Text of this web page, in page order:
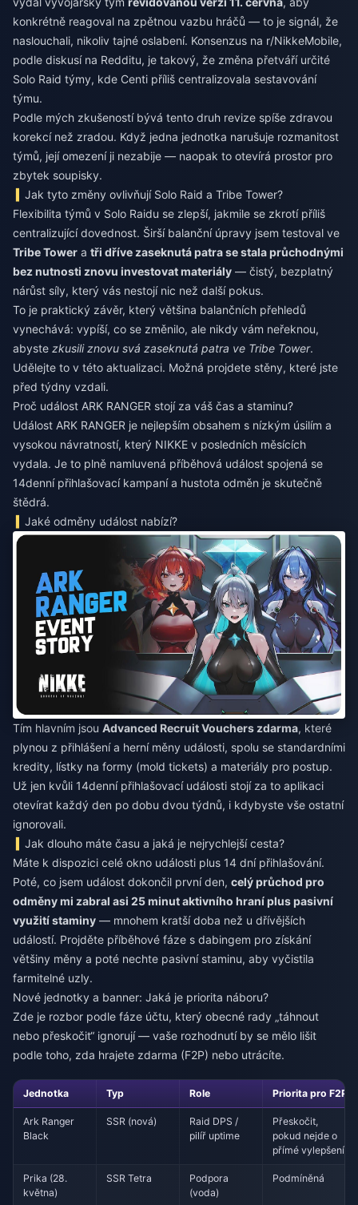
konkrétně reagoval na zpětnou vazbu hráčů — to je signál, že
naslouchali, nikoliv tajné oslabení. Konsenzus na r/NikkeMobile,
podle diskusí na Redditu, je takový, že změna přetváří určité
Solo Raid týmy, kde Centi příliš centralizovala sestavování
týmu.
Podle mých zkušeností bývá tento druh revize spíše zdravou
korekcí než zradou. Když jedna jednotka narušuje rozmanitost
týmů, její omezení ji nezabije — naopak to otevírá prostor pro
zbytek soupisky.
Jak tyto změny ovlivňují Solo Raid a Tribe Tower?
Flexibilita týmů v Solo Raidu se zlepší, jakmile se zkrotí příliš
centralizující dovednost. Širší balanční úpravy jsem testoval ve
Tribe Tower a tři dříve zaseknutá patra se stala průchodnými
bez nutnosti znovu investovat materiály — čistý, bezplatný
nárůst síly, který vás nestojí nic než další pokus.
To je praktický závěr, který většina balančních přehledů
vynechává: vypíší, co se změnilo, ale nikdy vám neřeknou,
abyste zkusili znovu svá zaseknutá patra ve Tribe Tower.
Udělejte to v této aktualizaci. Možná projdete stěny, které jste
před týdny vzdali.
Proč událost ARK RANGER stojí za váš čas a staminu?
Událost ARK RANGER je nejlepším obsahem s nízkým úsilím a
vysokou návratností, který NIKKE v posledních měsících
vydala. Je to plně namluvená příběhová událost spojená se
14denní přihlašovací kampaní a hustota odměn je skutečně
štědrá.
Jaké odměny událost nabízí?
Tím hlavním jsou Advanced Recruit Vouchers zdarma, které
plynou z přihlášení a herní měny události, spolu se standardními
kredity, lístky na formy (mold tickets) a materiály pro postup.
Už jen kvůli 14denní přihlašovací události stojí za to aplikaci
otevírat každý den po dobu dvou týdnů, i kdybyste vše ostatní
ignorovali.
Jak dlouho máte času a jaká je nejrychlejší cesta?
Máte k dispozici celé okno události plus 14 dní přihlašování.
Poté, co jsem událost dokončil první den, celý průchod pro
odměny mi zabral asi 25 minut aktivního hraní plus pasivní
využití staminy — mnohem kratší doba než u dřívějších
událostí. Projděte příběhové fáze s dabingem pro získání
většiny měny a poté nechte pasivní staminu, aby vyčistila
farmitelné uzly.
Nové jednotky a banner: Jaká je priorita náboru?
Zde je rozbor podle fáze účtu, který obecné rady „táhnout
nebo přeskočit“ ignorují — vaše rozhodnutí by se mělo lišit
podle toho, zda hrajete zdarma (F2P) nebo utrácíte.
Jednotka Typ Role Priorita pro F2P
Ark Ranger
Black
SSR (nová)
Raid DPS /
pilíř uptime
Přeskočit,
pokud nejde o
přímé vylepšení
Prika (28.
května)
SSR Tetra
Podpora
(voda)
Podmíněná